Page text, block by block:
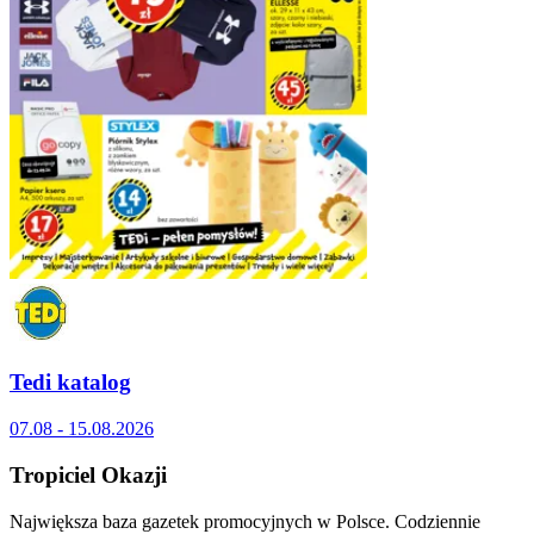
Tedi katalog
07.08 - 15.08.2026
Tropiciel Okazji
Największa baza gazetek promocyjnych w Polsce. Codziennie